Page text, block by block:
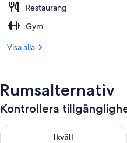
Restaurang
Gym
Visa alla
Rumsalternativ
Kontrollera
Ikväll
Kontrollera tillgängligheten för